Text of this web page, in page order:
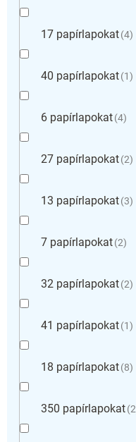
17 papírlapokat 4
40 papírlapokat 1
6 papírlapokat 4
27 papírlapokat 2
13 papírlapokat 3
7 papírlapokat 2
32 papírlapokat 2
41 papírlapokat 1
18 papírlapokat 8
350 papírlapokat 2